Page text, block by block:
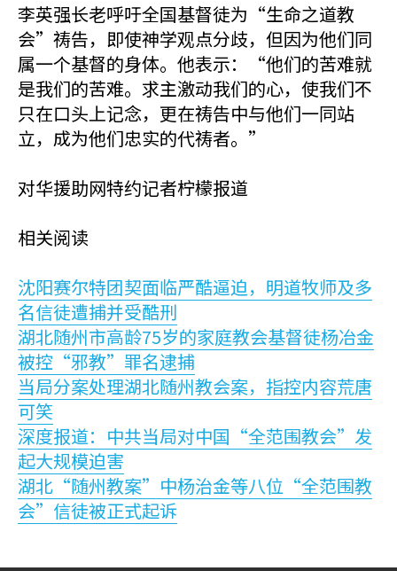
李英强长老呼吁全国基督徒为“生命之道教
会”祷告，即使神学观点分歧，但因为他们同
属一个基督的身体。他表示：“他们的苦难就
是我们的苦难。求主激动我们的心，使我们不
只在口头上记念，更在祷告中与他们一同站
立，成为他们忠实的代祷者。”
对华援助网特约记者柠檬报道
相关阅读
沈阳赛尔特团契面临严酷逼迫，明道牧师及多
名信徒遭捕并受酷刑
湖北随州市高龄75岁的家庭教会基督徒杨冶金
被控“邪教”罪名逮捕
当局分案处理湖北随州教会案，指控内容荒唐
可笑
深度报道：中共当局对中国“全范围教会”发
起大规模迫害
湖北“随州教案”中杨治金等八位“全范围教
会”信徒被正式起诉